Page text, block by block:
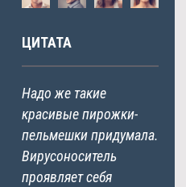
ЦИТАТА
Надо же такие
красивые пирожки-
пельмешки придумала.
Вирусоноситель
проявляет себя